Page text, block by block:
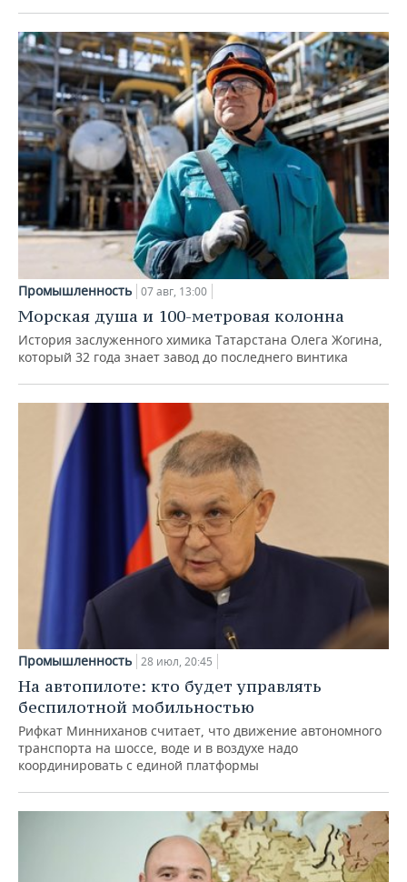
Промышленность 07 авг, 13:00
Морская душа и 100-метровая колонна
История заслуженного химика Татарстана Олега Жогина,
который 32 года знает завод до последнего винтика
Промышленность 28 июл, 20:45
На автопилоте: кто будет управлять
беспилотной мобильностью
Рифкат Минниханов считает, что движение автономного
транспорта на шоссе, воде и в воздухе надо
координировать с единой платформы